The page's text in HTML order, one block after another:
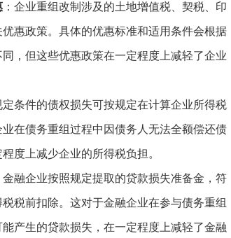
：企业重组改制涉及的土地增值税、契税、印
惠政策。具体的优惠标准和适用条件会根据
，但这些优惠政策在一定程度上减轻了企业
条件的债权损失可按规定在计算企业所得税
在债务重组过程中因债务人无法全额偿还债
度上减少企业的所得税负担。
金融企业按照规定提取的贷款损失准备金，符
税前扣除。这对于金融企业在参与债务重组
产生的贷款损失，在一定程度上减轻了金融